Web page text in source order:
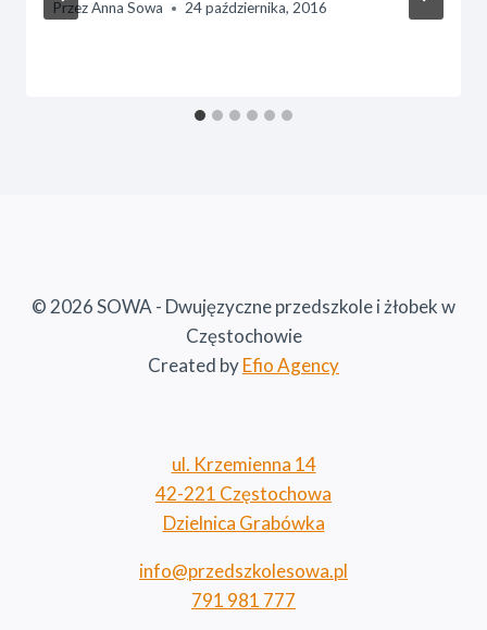
PrzezAnna Sowa 24 października, 2016
© 2026 SOWA - Dwujęzyczne przedszkole i żłobek w
Częstochowie
Created byEfio Agency
ul. Krzemienna 14
42-221 Częstochowa
Dzielnica Grabówka
info@przedszkolesowa.pl
791 981 777